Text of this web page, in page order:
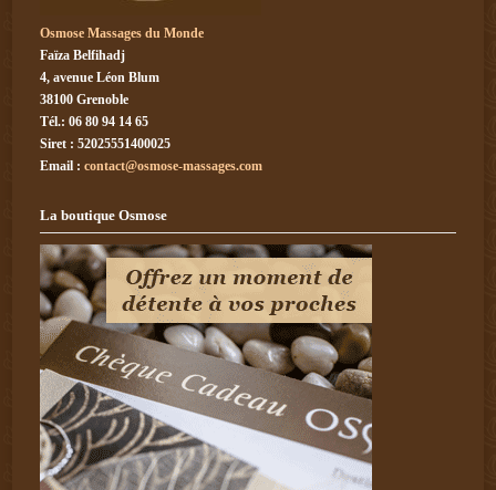
Osmose Massages du Monde
Faïza Belfihadj
4, avenue Léon Blum
38100 Grenoble
Tél.: 06 80 94 14 65
Siret : 52025551400025
Email :contact@osmose-massages.com
La boutique Osmose